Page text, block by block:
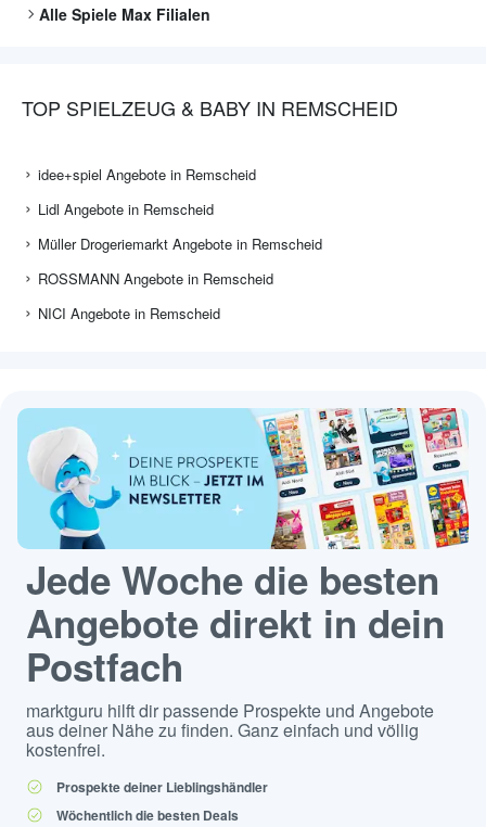
Alle Spiele Max Filialen
TOP SPIELZEUG & BABY IN REMSCHEID
idee+spiel Angebote in Remscheid
Lidl Angebote in Remscheid
Müller Drogeriemarkt Angebote in Remscheid
ROSSMANN Angebote in Remscheid
NICI Angebote in Remscheid
Jede Woche die besten
Angebote direkt in dein
Postfach
marktguru hilft dir passende Prospekte und Angebote
aus deiner Nähe zu finden. Ganz einfach und völlig
kostenfrei.
Prospekte deiner Lieblingshändler
Wöchentlich die besten Deals